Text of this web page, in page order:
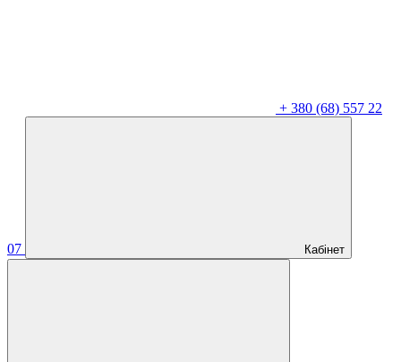
+ 380 (68) 557 22
07 Кабінет